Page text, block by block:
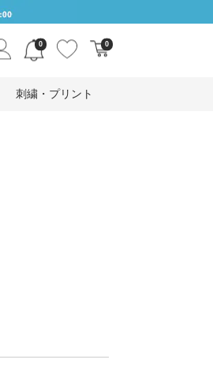
0 0
刺繍・プリント